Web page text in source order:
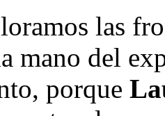
las
mano del
porque